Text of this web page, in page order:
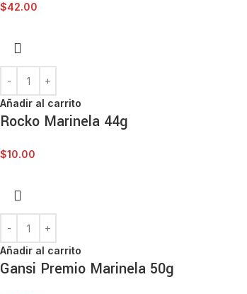
$42.00
Añadir al carrito
Rocko Marinela 44g
$10.00
Añadir al carrito
Gansi Premio Marinela 50g